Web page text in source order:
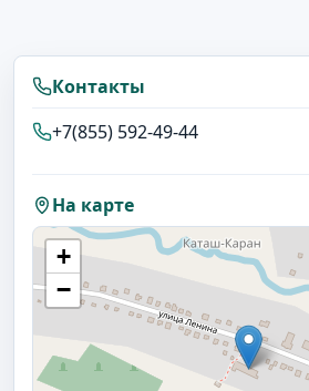
Контакты
+7(855) 592-49-44
На карте
+
−